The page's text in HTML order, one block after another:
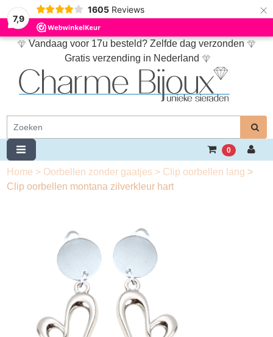
7,9
1605 Reviews ×
Vandaag voor 17u besteld? Zelfde dag verzonden
Gratis verzending in Nederland
0
Home > Oorbellen zonder gaatjes > Clip oorbellen lang >
Clip oorbellen montana zilverkleur hart